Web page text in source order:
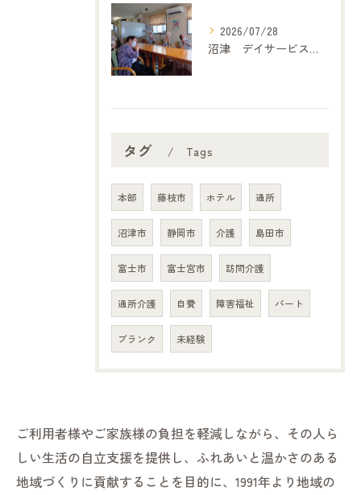
2026/07/28
沼津 デイサービス「どうぞの家」 歌体操
タグ Tags
本部 藤枝市 ホテル 通所
沼津市 静岡市 介護 島田市
富士市 富士宮市 訪問介護
通所介護 自費 障害福祉 パート
ブランク 未経験
ご利用者様やご家族様の負担を軽減しながら、その人ら
しい生活の自立支援を提供し、ふれあいと温かさのある
地域づくりに貢献することを目的に、1991年より地域の